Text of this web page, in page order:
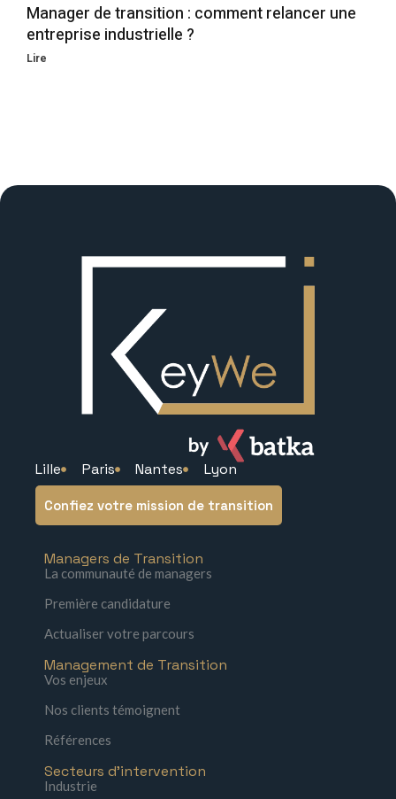
Manager de transition : comment relancer une
entreprise industrielle ?
Lire
Lille Paris Nantes Lyon
Confiez votre mission de transition
Managers de Transition
La communauté de managers
Première candidature
Actualiser votre parcours
Management de Transition
Vos enjeux
Nos clients témoignent
Références
Secteurs d'intervention
Industrie